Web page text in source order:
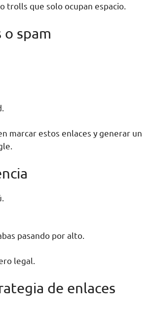
trolls que solo ocupan espacio.
spam
marcar estos enlaces y generar un
pasando por alto.
legal.
de enlaces